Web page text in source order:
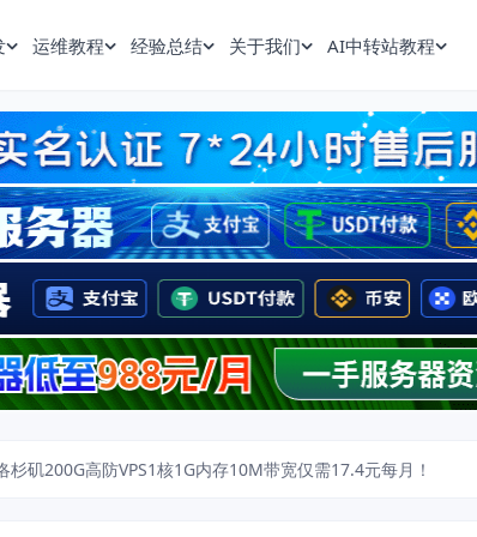
运维教程 经验总结 关于我们 AI中转站教程
杉矶200G高防VPS1核1G内存10M带宽仅需17.4元每月！